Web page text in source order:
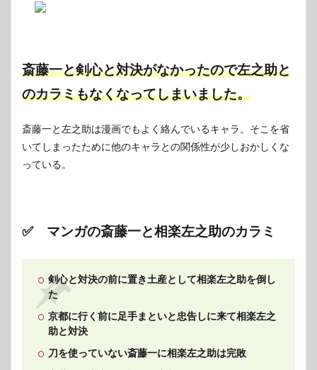
斎藤一と剣心と対決がなかったので左之助と
のカラミもなくなってしまいました。
斎藤一と左之助は漫画でもよく絡んでいるキャラ。そこを省
いてしまったために他のキャラとの関係性が少しおかしくな
っている。
✅ マンガの斎藤一と相楽左之助のカラミ
剣心と対決の前に置き土産として相楽左之助を倒し
た
京都に行く前に足手まといと忠告しに来て相楽左之
助と対決
刀を使っていない斎藤一に相楽左之助は完敗